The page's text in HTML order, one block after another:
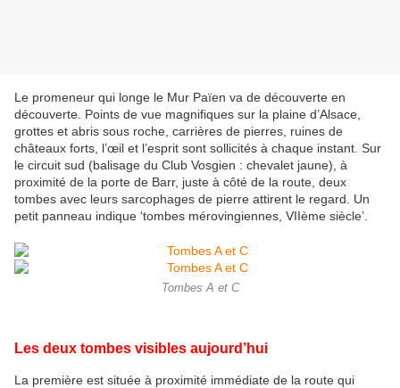
Le promeneur qui longe le Mur Païen va de découverte en
découverte. Points de vue magnifiques sur la plaine d’Alsace,
grottes et abris sous roche, carrières de pierres, ruines de
châteaux forts, l’œil et l’esprit sont sollicités à chaque instant. Sur
le circuit sud (balisage du Club Vosgien : chevalet jaune), à
proximité de la porte de Barr, juste à côté de la route, deux
tombes avec leurs sarcophages de pierre attirent le regard. Un
petit panneau indique ‘tombes mérovingiennes, VIIème siècle’.
Tombes A et C
Les deux tombes visibles aujourd’hui
La première est située à proximité immédiate de la route qui